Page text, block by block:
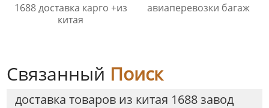
1688 доставка карго +из
китая
авиаперевозки багаж
Связанный Поиск
доставка товаров из китая 1688 завод